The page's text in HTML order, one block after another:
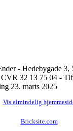
- Hedebygade 3,
32 13 75 04 -
23. marts 2025
Vis almindelig
Bricksite.com